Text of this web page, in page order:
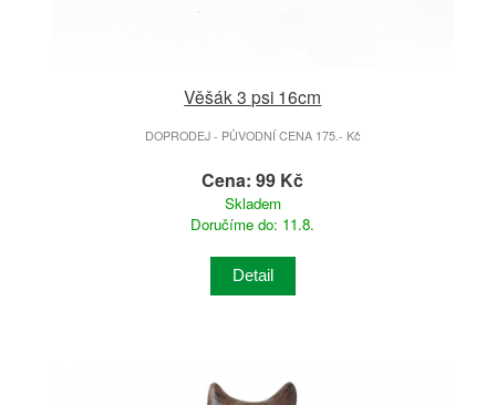
Věšák 3 psi 16cm
DOPRODEJ - PŮVODNÍ CENA 175.- Kč
Cena: 99 Kč
Skladem
Doručíme do: 11.8.
Detail